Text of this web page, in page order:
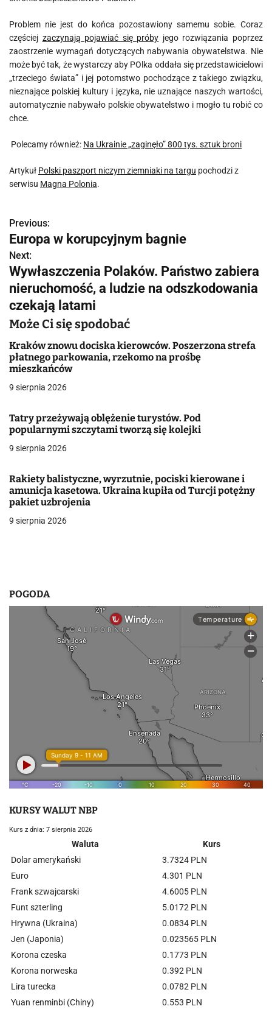
Problem nie jest do końca pozostawiony samemu sobie. Coraz
częściej zaczynają pojawiać się próby jego rozwiązania poprzez
zaostrzenie wymagań dotyczących nabywania obywatelstwa. Nie
może być tak, że wystarczy aby POlka oddała się przedstawicielowi
„trzeciego świata” i jej potomstwo pochodzące z takiego związku,
nieznające polskiej kultury i języka, nie uznające naszych wartości,
automatycznie nabywało polskie obywatelstwo i mogło tu robić co
chce.
Polecamy również: Na Ukrainie „zaginęło” 800 tys. sztuk broni
Artykuł Polski paszport niczym ziemniaki na targu pochodzi z
serwisu Magna Polonia.
N
a
w
i
g
a
c
j
a
w
i
s
u
Previous:
Europa w korupcyjnym bagnie
Next:
Wywłaszczenia Polaków. Państwo zabiera
nieruchomość, a ludzie na odszkodowania
czekają latami
Może Ci się spodobać
Kraków znowu dociska kierowców. Poszerzona strefa
płatnego parkowania, rzekomo na prośbę
mieszkańców
9 sierpnia 2026
Tatry przeżywają oblężenie turystów. Pod
popularnymi szczytami tworzą się kolejki
9 sierpnia 2026
Rakiety balistyczne, wyrzutnie, pociski kierowane i
amunicja kasetowa. Ukraina kupiła od Turcji potężny
pakiet uzbrojenia
9 sierpnia 2026
POGODA
KURSY WALUT NBP
Kurs z dnia: 7 sierpnia 2026
Waluta
Kurs
Dolar amerykański
3.7324 PLN
Euro
4.301 PLN
Frank szwajcarski
4.6005 PLN
Funt szterling
5.0172 PLN
Hrywna (Ukraina)
0.0834 PLN
Jen (Japonia)
0.023565 PLN
Korona czeska
0.1773 PLN
Korona norweska
0.392 PLN
Lira turecka
0.0782 PLN
Yuan renminbi (Chiny)
0.553 PLN